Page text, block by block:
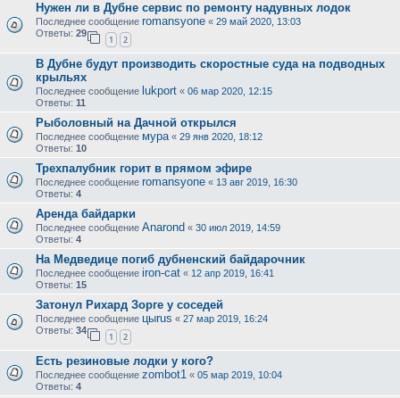
Нужен ли в Дубне сервис по ремонту надувных лодок
Последнее сообщение romansyone « 29 май 2020, 13:03
Ответы: 29
1 2
В Дубне будут производить скоростные суда на подводных
крыльях
Последнее сообщение lukport « 06 мар 2020, 12:15
Ответы: 11
Рыболовный на Дачной открылся
Последнее сообщение мура « 29 янв 2020, 18:12
Ответы: 10
Трехпалубник горит в прямом эфире
Последнее сообщение romansyone « 13 авг 2019, 16:30
Ответы: 4
Аренда байдарки
Последнее сообщение Anarond « 30 июл 2019, 14:59
Ответы: 4
На Медведице погиб дубненский байдарочник
Последнее сообщение iron-cat « 12 апр 2019, 16:41
Ответы: 15
Затонул Рихард Зорге у соседей
Последнее сообщение цыrus « 27 мар 2019, 16:24
Ответы: 34
1 2
Есть резиновые лодки у кого?
Последнее сообщение zombot1 « 05 мар 2019, 10:04
Ответы: 4